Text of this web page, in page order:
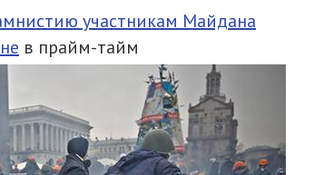
участникам Майдана
в прайм-тайм